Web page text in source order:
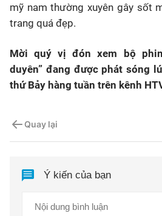
mỹ nam thường xuyên gây sốt
trang quá đẹp.
Mời quý vị đón xem bộ
duyên” đang được phát sóng
thứ Bảy hàng tuần trên kênh
Quay lại
Ý kiến của bạn